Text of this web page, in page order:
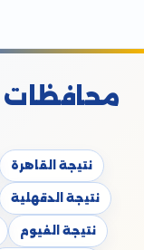
محافظات
نتيجة القاهرة
نتيجة الدقهلية
نتيجة الفيوم